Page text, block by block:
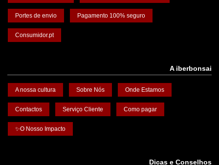
Portes de envio Pagamento 100% seguro
Consumidor.pt
A iberbonsai
A nossa cultura Sobre Nós Onde Estamos
Contactos Serviço Cliente Como pagar
✨O Nosso Impacto
Dicas e Conselhos